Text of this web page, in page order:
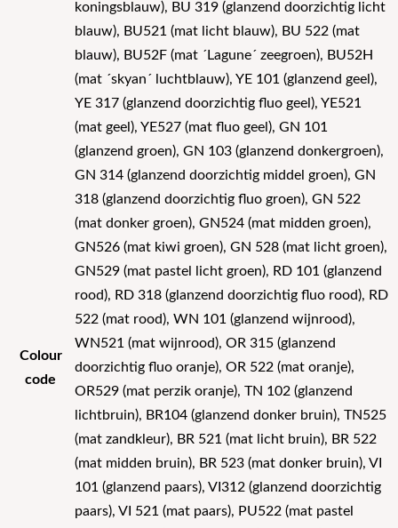
Colour
code
koningsblauw), BU 319 (glanzend doorzichtig licht
blauw), BU521 (mat licht blauw), BU 522 (mat
blauw), BU52F (mat ´Lagune´ zeegroen), BU52H
(mat ´skyan´ luchtblauw), YE 101 (glanzend geel),
YE 317 (glanzend doorzichtig fluo geel), YE521
(mat geel), YE527 (mat fluo geel), GN 101
(glanzend groen), GN 103 (glanzend donkergroen),
GN 314 (glanzend doorzichtig middel groen), GN
318 (glanzend doorzichtig fluo groen), GN 522
(mat donker groen), GN524 (mat midden groen),
GN526 (mat kiwi groen), GN 528 (mat licht groen),
GN529 (mat pastel licht groen), RD 101 (glanzend
rood), RD 318 (glanzend doorzichtig fluo rood), RD
522 (mat rood), WN 101 (glanzend wijnrood),
WN521 (mat wijnrood), OR 315 (glanzend
doorzichtig fluo oranje), OR 522 (mat oranje),
OR529 (mat perzik oranje), TN 102 (glanzend
lichtbruin), BR104 (glanzend donker bruin), TN525
(mat zandkleur), BR 521 (mat licht bruin), BR 522
(mat midden bruin), BR 523 (mat donker bruin), VI
101 (glanzend paars), VI312 (glanzend doorzichtig
paars), VI 521 (mat paars), PU522 (mat pastel